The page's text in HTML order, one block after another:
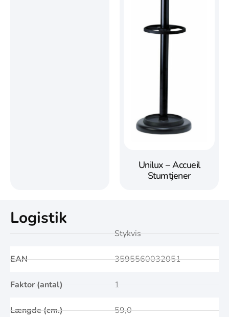
Unilux – Accueil
Stumtjener
Logistik
EAN
Faktor (antal)
Længde (cm.)
Stykvis
3595560032051
1
59,0